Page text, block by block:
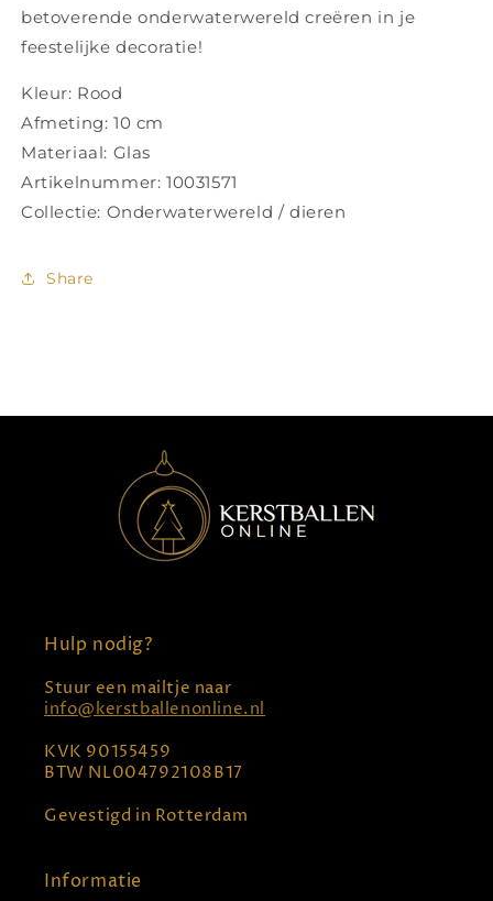
betoverende onderwaterwereld creëren in je
feestelijke decoratie!
Kleur: Rood
Afmeting: 10 cm
Materiaal: Glas
Artikelnummer: 10031571
Collectie: Onderwaterwereld / dieren
Share
Hulp nodig?
Stuur een mailtje naar
info@kerstballenonline.nl
KVK 90155459
BTW NL004792108B17
Gevestigd in Rotterdam
Informatie